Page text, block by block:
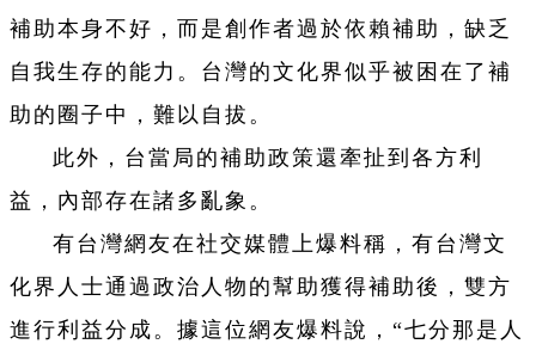
補助本身不好，而是創作者過於依賴補助，缺乏
自我生存的能力。台灣的文化界似乎被困在了補
助的圈子中，難以自拔。
此外，台當局的補助政策還牽扯到各方利
益，內部存在諸多亂象。
有台灣網友在社交媒體上爆料稱，有台灣文
化界人士通過政治人物的幫助獲得補助後，雙方
進行利益分成。據這位網友爆料說，“七分那是人